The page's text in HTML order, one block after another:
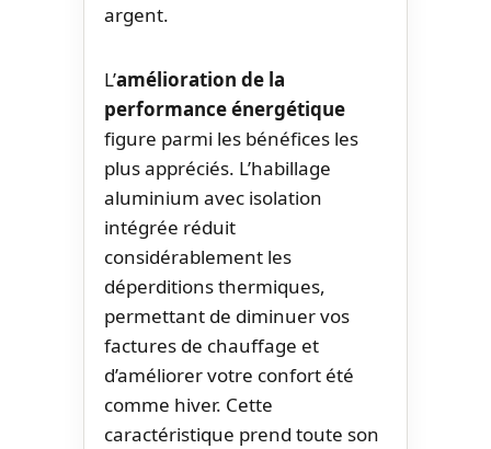
argent.
L’amélioration de la
performance énergétique
figure parmi les bénéfices les
plus appréciés. L’habillage
aluminium avec isolation
intégrée réduit
considérablement les
déperditions thermiques,
permettant de diminuer vos
factures de chauffage et
d’améliorer votre confort été
comme hiver. Cette
caractéristique prend toute son